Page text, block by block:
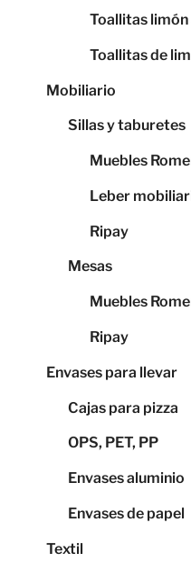
Toallitas
Toallitas de
Mobiliario
Sillas y taburetes
Muebles
Leber
Ripay
Mesas
Muebles
Ripay
Envases para llevar
Cajas para pizza
OPS, PET, PP
Envases aluminio
Envases de papel
Textil